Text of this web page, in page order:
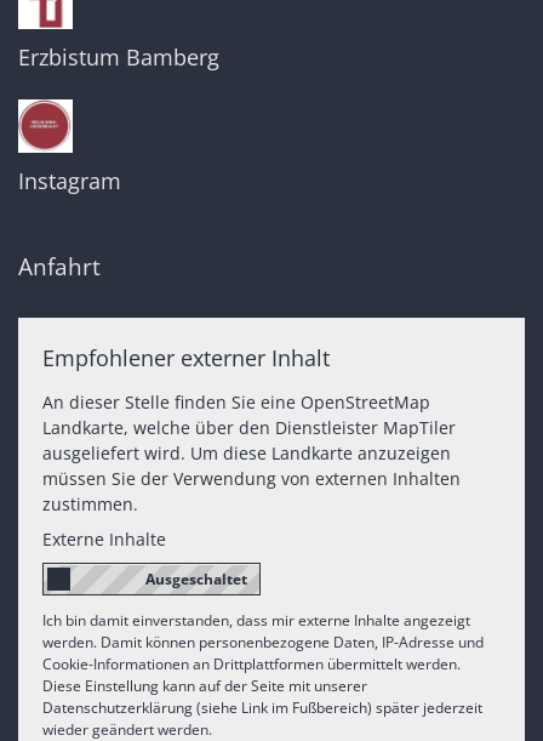
Erzbistum Bamberg
Instagram
Anfahrt
Empfohlener externer Inhalt
An dieser Stelle finden Sie eine OpenStreetMap
Landkarte, welche über den Dienstleister MapTiler
ausgeliefert wird. Um diese Landkarte anzuzeigen
müssen Sie der Verwendung von externen Inhalten
zustimmen.
Externe Inhalte
Ich bin damit einverstanden, dass mir externe Inhalte angezeigt
werden. Damit können personenbezogene Daten, IP-Adresse und
Cookie-Informationen an Drittplattformen übermittelt werden.
Diese Einstellung kann auf der Seite mit unserer
Datenschutzerklärung (siehe Link im Fußbereich) später jederzeit
wieder geändert werden.